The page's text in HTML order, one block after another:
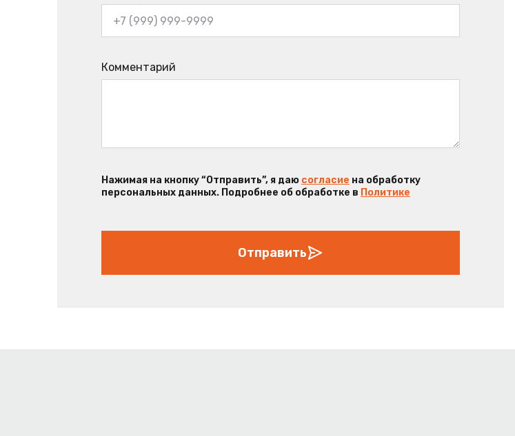
Комментарий
Нажимая на кнопку “Отправить”, я даю согласие на обработку
персональных данных. Подробнее об обработке в Политике
Отправить